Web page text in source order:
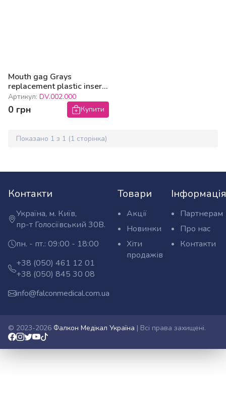
Mouth gag Grays
replacement plastic inserts
(Pack of 12 pieces)
Артикул: DV.002.000
0 грн Купити
Показано 1 з 1 (1 сторінка)
Контакти
Адреса:
Україна, м. Київ,
пр-т Голосіївський 30В.
Графік
роботи:
пн. - пт.: 09:00 - 18:00
Телефони:
Оптовий
відділ
+38 (050) 461 12 01
Роздрібний
+38 (050) 845 30 08
E-info@falconmedical.com.ua
Товари
Акції
Новинки
Хіти
продажів
Інформація
Партнерам
Про нас
Контакти
© 2023-2026 Фалкон Медікал Україна | Всі права захищені.